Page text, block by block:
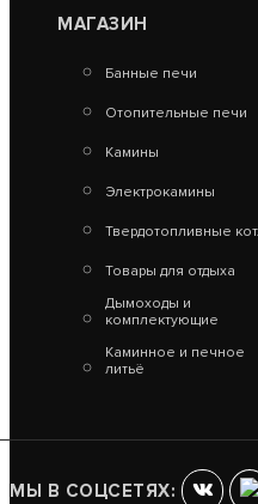
КАСКАД-12 Т
33 380
МАГАЗИН
Банные печи
Отопительные печи
Камины
Электрокамины
Твердотопливные
Товары для отдыха
Дымоходы и
комплектующие
Каминное и печное
литьё
МЫ В СОЦСЕТЯХ: